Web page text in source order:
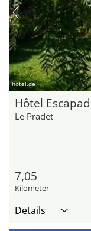
hotel.de
Hôtel
Le Pradet
7,05
Kilometer
Details